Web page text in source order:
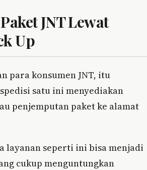
JNT Lewat
Up
para konsumen JNT, itu
satu ini menyediakan
penjemputan paket ke alamat
layanan seperti ini bisa menjadi
cukup menguntungkan